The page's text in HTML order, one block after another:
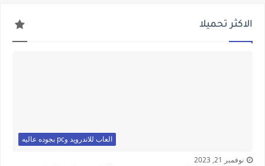
الاكثر تحميلا
العاب للاندرويد وpc بجوده عاليه
نوفمبر 21, 2023